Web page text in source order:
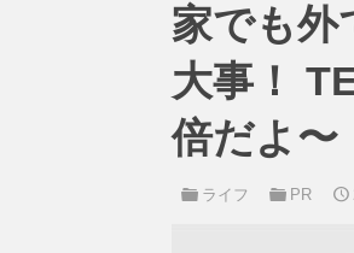
家でも外
大事！
倍だよ〜
ライフ PR